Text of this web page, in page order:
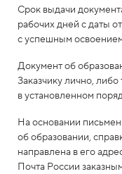
Срок выдачи
рабочих дней с даты
с успешным
Документ об
Заказчику лично,
в установленном
На основании
об образовании,
направлена в его
Почта России